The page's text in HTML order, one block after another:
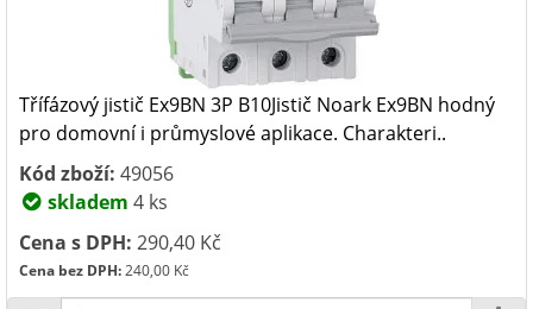
Třífázový jistič Ex9BN 3P B10Jistič Noark Ex9BN hodný
pro domovní i průmyslové aplikace. Charakteri..
Kód zboží: 49056
skladem 4 ks
Cena s DPH: 290,40 Kč
Cena bez DPH:240,00 Kč